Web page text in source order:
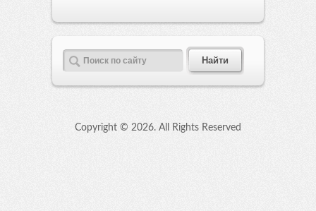
Copyright © 2026. All Rights Reserved